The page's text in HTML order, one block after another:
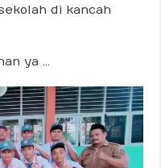
di kancah
ya …